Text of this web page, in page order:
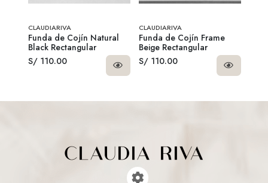
CLAUDIARIVA
Funda de Cojín Natural
Black Rectangular
S/ 110.00
CLAUDIARIVA
Funda de Cojín Frame
Beige Rectangular
S/ 110.00